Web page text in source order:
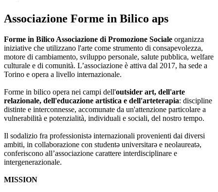
Associazione Forme in Bilico aps
Forme in Bilico Associazione di Promozione Sociale organizza
iniziative che utilizzano l'arte come strumento di consapevolezza,
motore di cambiamento, sviluppo personale, salute pubblica, welfare
culturale e di comunità. L’associazione è attiva dal 2017, ha sede a
Torino e opera a livello internazionale.
Forme in bilico opera nei campi dell'outsider art, dell'arte
relazionale, dell'educazione artistica e dell'arteterapia: discipline
distinte e interconnesse, accomunate da un'attenzione particolare a
vulnerabilità e potenzialità, individuali e sociali, del nostro tempo.
Il sodalizio fra professionistə internazionali provenienti dai diversi
ambiti, in collaborazione con studentə universitarə e neolaureatə,
conferiscono all’associazione carattere interdisciplinare e
intergenerazionale.
MISSION